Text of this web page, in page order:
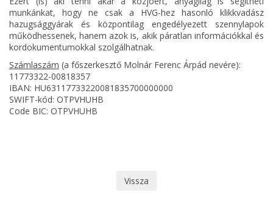
munkánkat, hogy ne csak a HVG-hez hasonló klikkvadász
hazugsággyárak és központilag engedélyezett szennylapok
működhessenek, hanem azok is, akik páratlan információkkal és
kordokumentumokkal szolgálhatnak.
Számlaszám (a főszerkesztő Molnár Ferenc Árpád nevére):
11773322-00818357
IBAN: HU63117733220081835700000000
SWIFT-kód: OTPVHUHB
Code BIC: OTPVHUHB
Vissza